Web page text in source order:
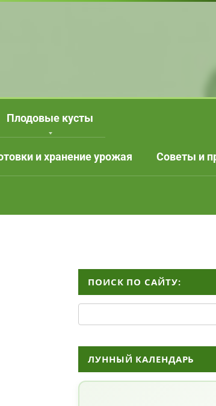
Плодовые кусты
и хранение урожая Советы и
ПОИСК ПО САЙТУ:
ЛУННЫЙ КАЛЕНДАРЬ